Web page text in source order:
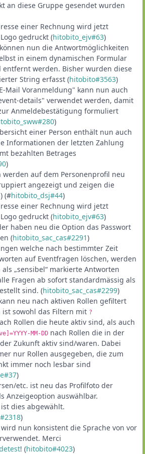
an diese Gruppe gesendet wurden
einer Rechnung wird jetzt
gedruckt (hitobito_ejv#63)
nun die Antwortmöglichkeiten
in einem dynamischen Formular
werden. Bisher wurden diese
String erfasst (hitobito#3563)
Mail Voranmeldung" kann nun auch
details" verwendet werden, damit
Anmeldebestätigung formuliert
)
einer Person enthält nun auch
Informationen der letzten Zahlung
bezahlten Betrages
)
werden auf dem Personenprofil neu
angezeigt und zeigen die
(#hitobito_dsj#44)
einer Rechnung wird jetzt
gedruckt (hitobito_ejv#63)
haben neu die Option das Passwort
(hitobito_sac_cas#2291)
welche nach bestimmter Zeit
auf Eventfragen löschen, werden
„sensibel“ markierte Antworten
Fragen ab sofort standardmässig als
sind. (hitobito_sac_cas#2299)
neu nach aktiven Rollen gefiltert
sowohl das Filtern mit ?
Rollen die heute aktiv sind, als auch
MM-DD nach Rollen die in der
Zukunft aktiv sind/waren. Dabei
nur Rollen ausgegeben, die zum
immer noch lesbar sind
)
etc. ist neu das Profilfoto der
Anzeigeoption auswählbar.
dies abgewählt.
)
nun konsistent die Sprache von vor
Merci
! (hitobito#4023)